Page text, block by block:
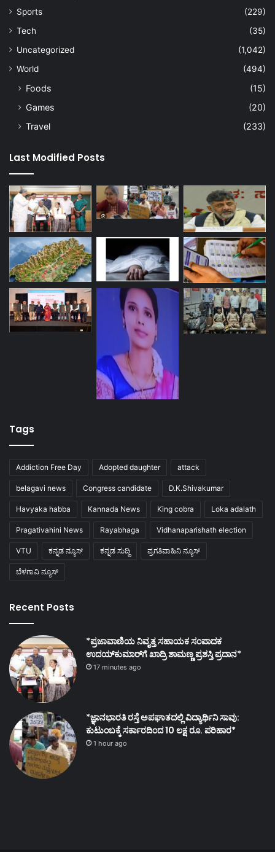
Sports
(229)
Tech
(35)
Uncategorized
(1,042)
World
(494)
Foods
(15)
Games
(20)
Travel
(233)
Last Modified Posts
Tags
Addiction Free Day Adopted daughter attack
belagavi news Congress candidate D.K.Shivakumar
Havyaka habba Kannada News King cobra Loka adalath
Pragativahini News Rayabhaga Vidhanaparishath election
VTU ಕನ್ನಡ ನ್ಯೂಸ್ ಕನ್ನಡ ಸುದ್ದಿ ಪ್ರಗತಿವಾಹಿನಿ ನ್ಯೂಸ್
ಬೆಳಗಾವಿ ನ್ಯೂಸ್
Recent Posts
*ಪ್ರಜಾವಾಣಿಯ ನಿವೃತ್ತ ಸಹಾಯಕ ಸಂಪಾದಕ
ಉದಯ್‌ಕುಮಾರ್‌ಗೆ ಖಾದ್ರಿ ಶಾಮಣ್ಣ ಪ್ರಶಸ್ತಿ ಪ್ರದಾನ*
17 minutes ago
*ಜ್ಞಾನಭಾರತಿ ರಸ್ತೆ ಅಪಘಾತದಲ್ಲಿ ವಿದ್ಯಾರ್ಥಿನಿ ಸಾವು:
ಕುಟುಂಬಕ್ಕೆ ಸರ್ಕಾರದಿಂದ 10 ಲಕ್ಷ ರೂ. ಪರಿಹಾರ*
1 hour ago